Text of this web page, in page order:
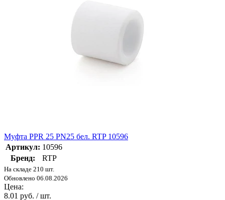
Муфта PPR 25 PN25 бел. RTP 10596
Артикул: 10596
Бренд:
RTP
На складе 210 шт.
Обновлено 06.08.2026
Цена:
8.01 руб. / шт.